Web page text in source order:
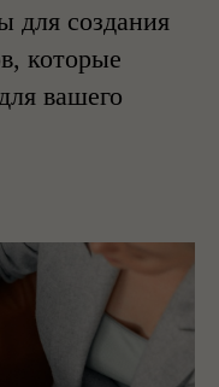
для создания
которые
вашего